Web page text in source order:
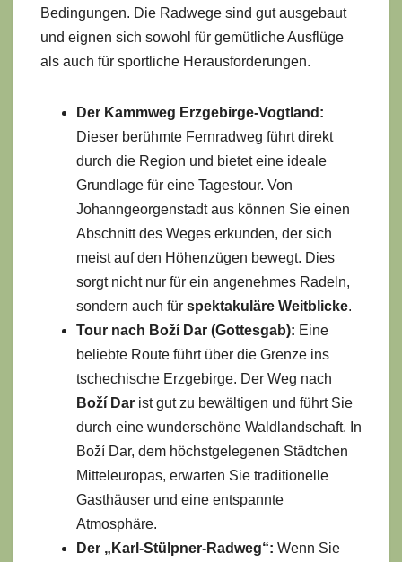
Bedingungen. Die Radwege sind gut ausgebaut
und eignen sich sowohl für gemütliche Ausflüge
als auch für sportliche Herausforderungen.
Der Kammweg Erzgebirge-Vogtland:
Dieser berühmte Fernradweg führt direkt
durch die Region und bietet eine ideale
Grundlage für eine Tagestour. Von
Johanngeorgenstadt aus können Sie einen
Abschnitt des Weges erkunden, der sich
meist auf den Höhenzügen bewegt. Dies
sorgt nicht nur für ein angenehmes Radeln,
sondern auch für spektakuläre Weitblicke.
Tour nach Boží Dar (Gottesgab): Eine
beliebte Route führt über die Grenze ins
tschechische Erzgebirge. Der Weg nach
Boží Dar ist gut zu bewältigen und führt Sie
durch eine wunderschöne Waldlandschaft. In
Boží Dar, dem höchstgelegenen Städtchen
Mitteleuropas, erwarten Sie traditionelle
Gasthäuser und eine entspannte
Atmosphäre.
Der „Karl-Stülpner-Radweg“: Wenn Sie